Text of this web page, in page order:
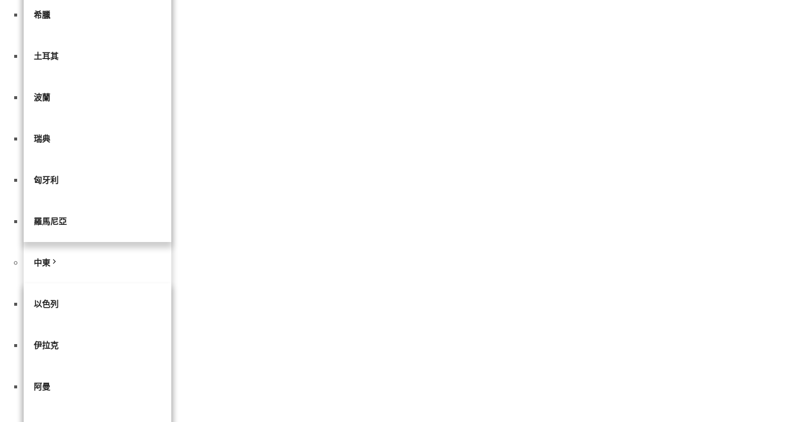
希臘
土耳其
波蘭
瑞典
匈牙利
羅馬尼亞
中東
以色列
伊拉克
阿曼